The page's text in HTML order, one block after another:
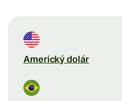
Americký dolár